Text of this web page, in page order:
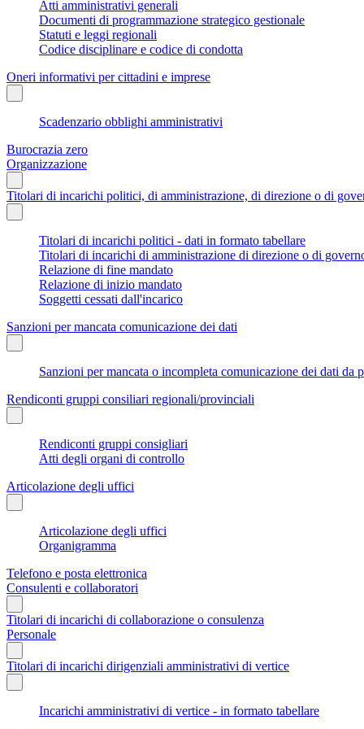
Atti amministrativi generali
Documenti di programmazione strategico gestionale
Statuti e leggi regionali
Codice disciplinare e codice di condotta
Oneri informativi per cittadini e imprese
Scadenzario obblighi amministrativi
Burocrazia zero
Organizzazione
Titolari di incarichi politici, di amministrazione, di direzione o di
Titolari di incarichi politici - dati in formato tabellare
Titolari di incarichi di amministrazione di direzione o di
Relazione di fine mandato
Relazione di inizio mandato
Soggetti cessati dall'incarico
Sanzioni per mancata comunicazione dei dati
Sanzioni per mancata o incompleta comunicazione dei dati
Rendiconti gruppi consiliari regionali/provinciali
Rendiconti gruppi consigliari
Atti degli organi di controllo
Articolazione degli uffici
Articolazione degli uffici
Organigramma
Telefono e posta elettronica
Consulenti e collaboratori
Titolari di incarichi di collaborazione o consulenza
Personale
Titolari di incarichi dirigenziali amministrativi di vertice
Incarichi amministrativi di vertice - in formato tabellare